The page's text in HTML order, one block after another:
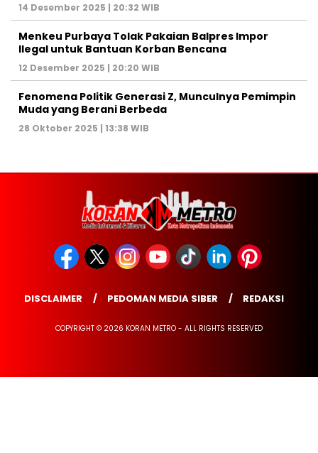
14 Desember 2025 | 20:32 WIB
Menkeu Purbaya Tolak Pakaian Balpres Impor
Ilegal untuk Bantuan Korban Bencana
12 Desember 2025 | 20:20 WIB
Fenomena Politik Generasi Z, Munculnya Pemimpin
Muda yang Berani Berbeda
28 Oktober 2025 | 13:38 WIB
DISCLAIMER PEDOMAN MEDIA SIBER REDAKSI
COPYRIGHT © 2026 KORAN METRO - ALL RIGHTS RESERVED